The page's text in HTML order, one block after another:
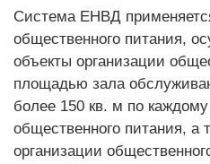
Система ЕНВД
общественного питания,
объекты организации
площадью зала
более 150 кв. м по
общественного питания, а
организации